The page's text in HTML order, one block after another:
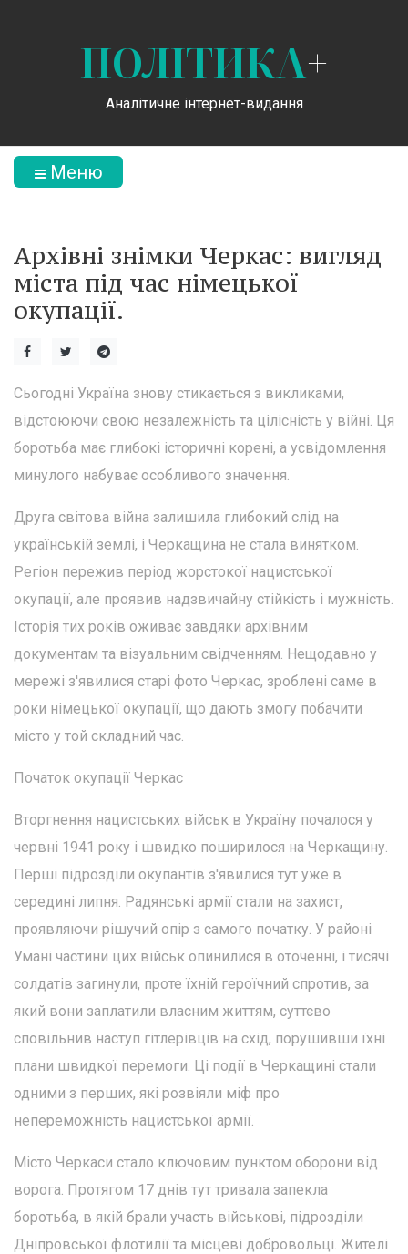
ПОЛІТИКА+
Аналітичне інтернет-видання
Меню
Архівні знімки Черкас: вигляд
міста під час німецької
окупації.
Сьогодні Україна знову стикається з викликами,
відстоюючи свою незалежність та цілісність у війні. Ця
боротьба має глибокі історичні корені, а усвідомлення
минулого набуває особливого значення.
Друга світова війна залишила глибокий слід на
українській землі, і Черкащина не стала винятком.
Регіон пережив період жорстокої нацистської
окупації, але проявив надзвичайну стійкість і мужність.
Історія тих років оживає завдяки архівним
документам та візуальним свідченням. Нещодавно у
мережі з'явилися старі фото Черкас, зроблені саме в
роки німецької окупації, що дають змогу побачити
місто у той складний час.
Початок окупації Черкас
Вторгнення нацистських військ в Україну почалося у
червні 1941 року і швидко поширилося на Черкащину.
Перші підрозділи окупантів з'явилися тут уже в
середині липня. Радянські армії стали на захист,
проявляючи рішучий опір з самого початку. У районі
Умані частини цих військ опинилися в оточенні, і тисячі
солдатів загинули, проте їхній героїчний спротив, за
який вони заплатили власним життям, суттєво
сповільнив наступ гітлерівців на схід, порушивши їхні
плани швидкої перемоги. Ці події в Черкащині стали
одними з перших, які розвіяли міф про
непереможність нацистської армії.
Місто Черкаси стало ключовим пунктом оборони від
ворога. Протягом 17 днів тут тривала запекла
боротьба, в якій брали участь військові, підрозділи
Дніпровської флотилії та місцеві добровольці. Жителі